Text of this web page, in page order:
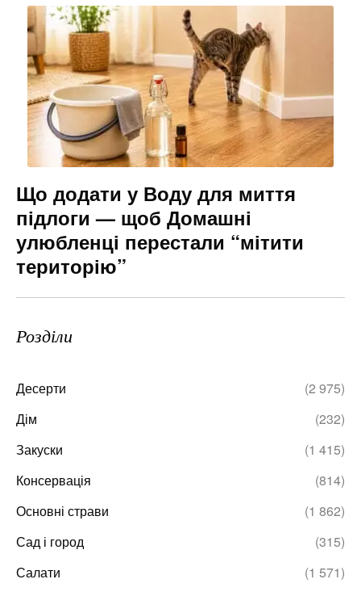
Що додати у Воду для миття
підлоги — щоб Домашні
улюбленці перестали “мітити
територію”
Розділи
Десерти
(2 975)
Дім
(232)
Закуски
(1 415)
Консервація
(814)
Основні страви
(1 862)
Сад і город
(315)
Салати
(1 571)